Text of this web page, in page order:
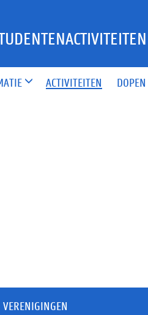
ACTIVITEITEN DOPEN
VERENIGINGEN